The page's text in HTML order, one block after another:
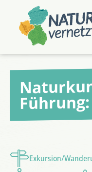
Hauptmenü
springen
Hauptinhalt
springen
Exkursion/